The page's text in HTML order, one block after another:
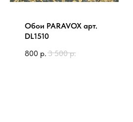
Обои PARAVOX арт.
DL1510
800 р. 3 500 р.